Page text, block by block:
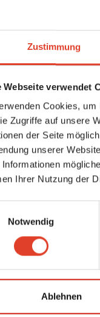
Zustimmung
Webseite verwendet
Cookies,
Zugriffe auf unsere
der Seite
unserer
Informationen
Ihrer Nutzung der
Notwendig
Ablehnen